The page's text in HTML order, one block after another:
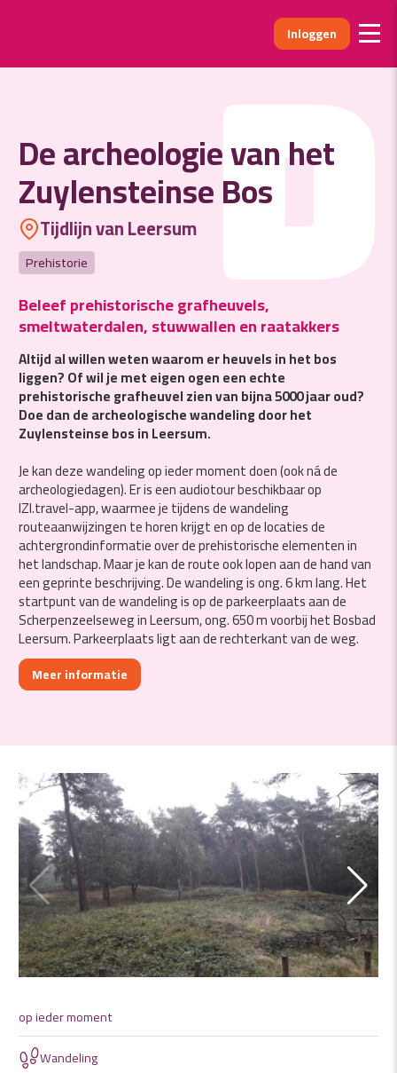
Inloggen
D
De archeologie van het
Zuylensteinse Bos
Tijdlijn van Leersum
Prehistorie
Beleef prehistorische grafheuvels,
smeltwaterdalen, stuwwallen en raatakkers
Altijd al willen weten waarom er heuvels in het bos
liggen? Of wil je met eigen ogen een echte
prehistorische grafheuvel zien van bijna 5000 jaar oud?
Doe dan de archeologische wandeling door het
Zuylensteinse bos in Leersum.
Je kan deze wandeling op ieder moment doen (ook ná de
archeologiedagen). Er is een audiotour beschikbaar op
IZI.travel-app, waarmee je tijdens de wandeling
routeaanwijzingen te horen krijgt en op de locaties de
achtergrondinformatie over de prehistorische elementen in
het landschap. Maar je kan de route ook lopen aan de hand van
een geprinte beschrijving. De wandeling is ong. 6 km lang. Het
startpunt van de wandeling is op de parkeerplaats aan de
Scherpenzeelseweg in Leersum, ong. 650 m voorbij het Bosbad
Leersum. Parkeerplaats ligt aan de rechterkant van de weg.
Meer informatie
op ieder moment
Wandeling